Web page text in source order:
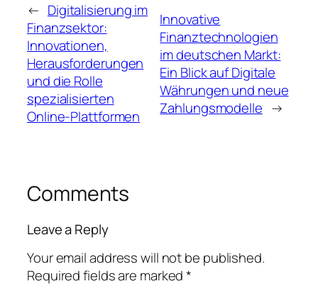
← Digitalisierung im
Finanzsektor:
Innovationen,
Herausforderungen
und die Rolle
spezialisierten
Online-Plattformen
Innovative
Finanztechnologien
im deutschen Markt:
Ein Blick auf Digitale
Währungen und neue
Zahlungsmodelle →
Comments
Leave a Reply
Your email address will not be published.
Required fields are marked*